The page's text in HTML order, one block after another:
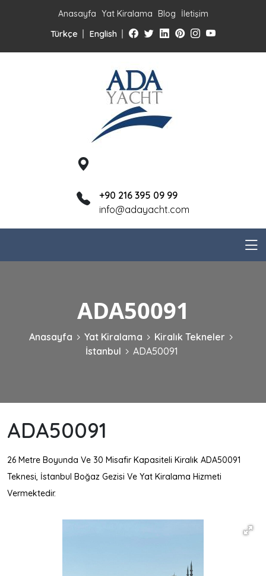
Anasayfa Yat Kiralama Blog İletişim
Türkçe English
+90 216 395 09 99
info@adayacht.com
ADA50091
Anasayfa Yat Kiralama
Kiralık Tekneler
İstanbul
ADA50091
ADA50091
26 Metre Boyunda Ve 30 Misafir Kapasiteli Kiralık ADA50091
Teknesi, İstanbul Boğaz Gezisi Ve Yat Kiralama Hizmeti
Vermektedir.